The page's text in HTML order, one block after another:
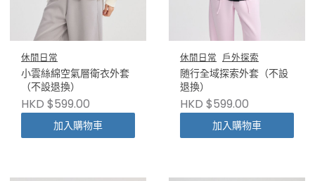
休閒日常
小雲絲綿空氣層衛衣外套
（不設退換）
HKD $599.00
加入購物車
休閒日常 戶外探索
随行全域探索外套（不設
退換）
HKD $599.00
加入購物車